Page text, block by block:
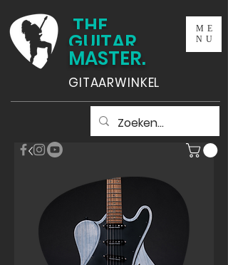
THE
GUITAR
MASTER.
GITAARWINKEL
ME
NU